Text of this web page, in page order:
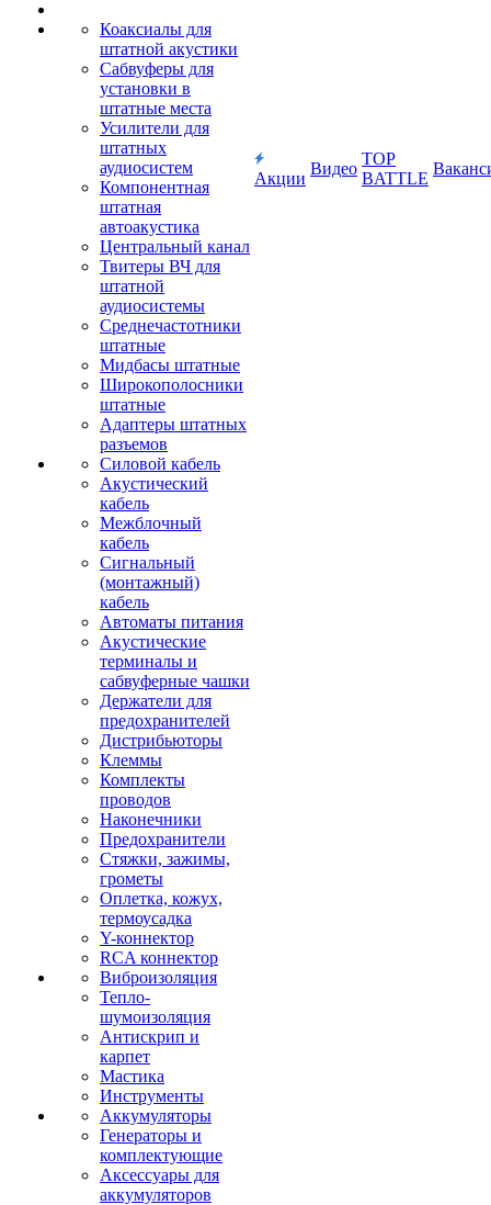
Коаксиалы для
штатной акустики
Сабвуферы для
установки в
штатные места
Усилители для
штатных
аудиосистем
Компонентная
штатная
автоакустика
Центральный канал
Твитеры ВЧ для
штатной
аудиосистемы
Среднечастотники
штатные
Мидбасы штатные
Широкополосники
штатные
Адаптеры штатных
разъемов
Силовой кабель
Акустический
кабель
Межблочный
кабель
Сигнальный
(монтажный)
кабель
Автоматы питания
Акустические
терминалы и
сабвуферные чашки
Держатели для
предохранителей
Дистрибьюторы
Клеммы
Комплекты
проводов
Наконечники
Предохранители
Стяжки, зажимы,
грометы
Оплетка, кожух,
термоусадка
Y-коннектор
RCA коннектор
Виброизоляция
Тепло-
шумоизоляция
Антискрип и
карпет
Мастика
Инструменты
Аккумуляторы
Генераторы и
комплектующие
Аксессуары для
аккумуляторов
Акции
Видео
TOP
BATTLE